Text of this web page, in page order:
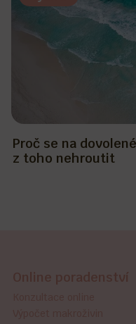
Proč se na
z toho nehroutit
Online poradenství